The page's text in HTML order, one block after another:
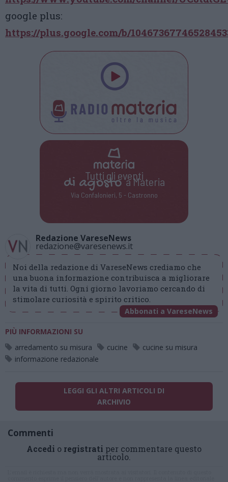
google plus:
https://plus.google.com/b/
Tutti gli eventi
di agostoa Materia
Via Confalonieri, 5 - Castronno
Redazione VareseNews
redazione@varesenews.it
Noi della redazione di VareseNews crediamo che
una buona informazione contribuisca a migliorare
la vita di tutti. Ogni giorno lavoriamo cercando di
stimolare curiosità e spirito critico.
Abbonati a VareseNews
PIÙ INFORMAZIONI SU
arredamento su misura
cucine
cucine su misura
informazione redazionale
LEGGI GLI ALTRI ARTICOLI DI
ARCHIVIO
Commenti
Accedi o registrati per commentare questo
articolo.